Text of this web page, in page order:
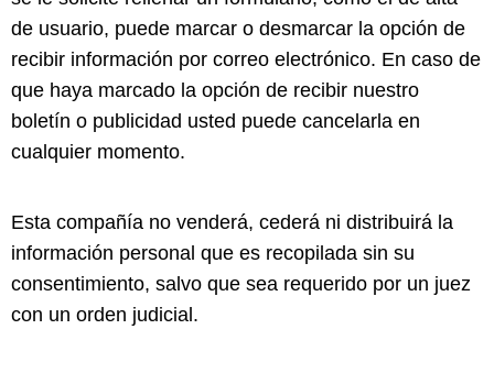
de usuario, puede marcar o desmarcar la opción de
recibir información por correo electrónico. En caso de
que haya marcado la opción de recibir nuestro
boletín o publicidad usted puede cancelarla en
cualquier momento.
Esta compañía no venderá, cederá ni distribuirá la
información personal que es recopilada sin su
consentimiento, salvo que sea requerido por un juez
con un orden judicial.